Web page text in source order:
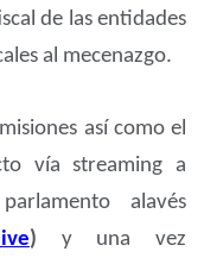
de las entidades
al mecenazgo.
así como el
vía streaming a
alavés
) y una vez